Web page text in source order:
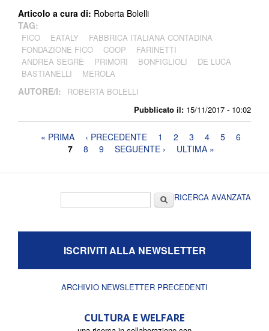
Pubblicato il: 15/11/2017 - 10:02
Articolo a cura di: Roberta Bolelli
TAG:
FICO EATALY
FABBRICA ITALIANA CONTADINA
FONDAZIONE FICO
COOP
FARINETTI
ANDREA SEGRÈ
PRIMORI BONFIGLIOLI
DE LUCA
BASTIANELLI
MEROLA
AUTORE/I: ROBERTA BOLELLI
Pagine« PRIMA ‹ PRECEDENTE 1 2 3 4 5
6
7
8 9 SEGUENTE › ULTIMA »
CercaRICERCA AVANZATA
ISCRIVITI ALLA NEWSLETTER
ARCHIVIO NEWSLETTER PRECEDENTI
CULTURA E WELFARE